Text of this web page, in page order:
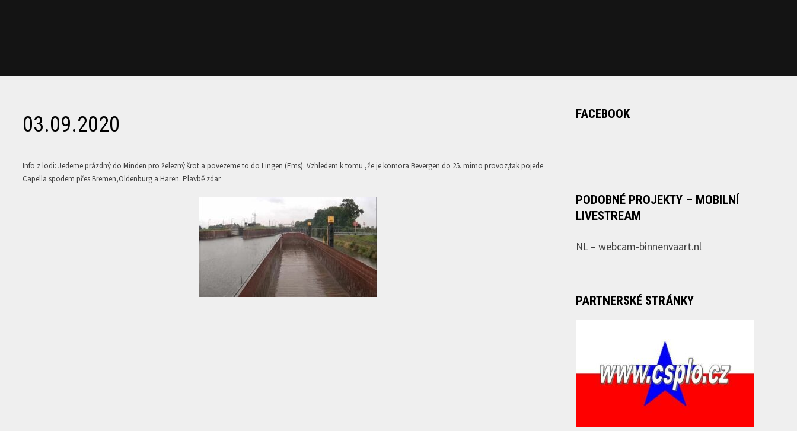
03.09.2020
Info z lodi: Jedeme prázdný do Minden pro železný šrot a povezeme to do Lingen (Ems). Vzhledem k tomu ,že je komora Bevergen do 25. mimo provoz,tak pojede
Capella spodem přes Bremen,Oldenburg a Haren. Plavbě zdar
FACEBOOK
PODOBNÉ PROJEKTY – MOBILNÍ
LIVESTREAM
NL – webcam-binnenvaart.nl
PARTNERSKÉ STRÁNKY